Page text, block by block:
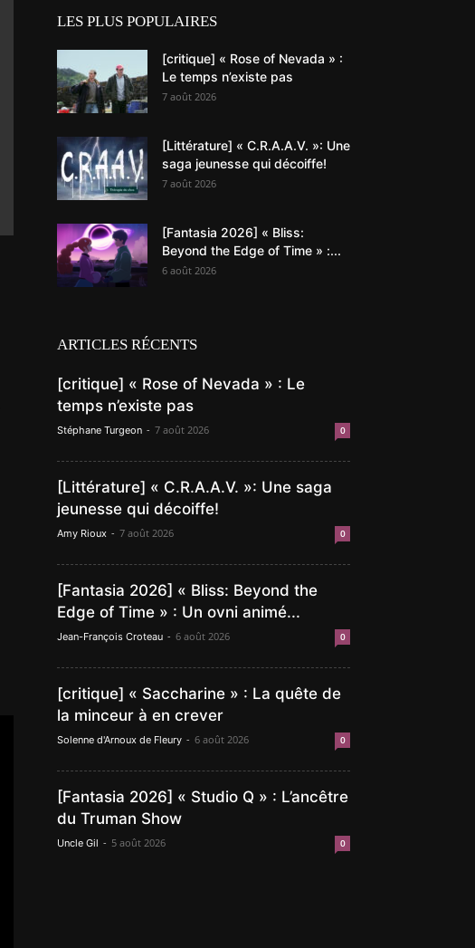
LES PLUS POPULAIRES
[critique] « Rose of Nevada » :
Le temps n’existe pas
7 août 2026
[Littérature] « C.R.A.A.V. »: Une
saga jeunesse qui décoiffe!
7 août 2026
[Fantasia 2026] « Bliss:
Beyond the Edge of Time » :...
6 août 2026
ARTICLES RÉCENTS
[critique] « Rose of Nevada » : Le
temps n’existe pas
Stéphane Turgeon - 7 août 2026 0
[Littérature] « C.R.A.A.V. »: Une saga
jeunesse qui décoiffe!
Amy Rioux - 7 août 2026 0
[Fantasia 2026] « Bliss: Beyond the
Edge of Time » : Un ovni animé...
Jean-François Croteau - 6 août 2026 0
[critique] « Saccharine » : La quête de
la minceur à en crever
Solenne d'Arnoux de Fleury - 6 août 2026 0
[Fantasia 2026] « Studio Q » : L’ancêtre
du Truman Show
Uncle Gil - 5 août 2026 0